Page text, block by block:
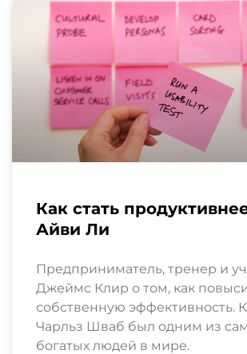
Как стать
Айви Ли
Предприниматель, тренер и
Джеймс Клир о том, как
собственную эффективность. К
Чарльз Шваб был одним из
богатых людей в мире.